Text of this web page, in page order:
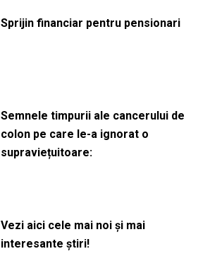
Sprijin financiar pentru pensionari
Semnele timpurii ale cancerului de
colon pe care le-a ignorat o
supraviețuitoare:
Vezi aici cele mai noi și mai
interesante știri!